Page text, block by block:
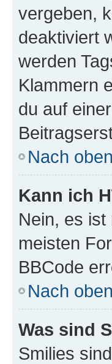
vergeben,
deaktiviert
werden
Klammern
du auf
Nach oben
Kann ich
Nein, es
meisten
BBCode
Nach oben
Was sind
Smilies